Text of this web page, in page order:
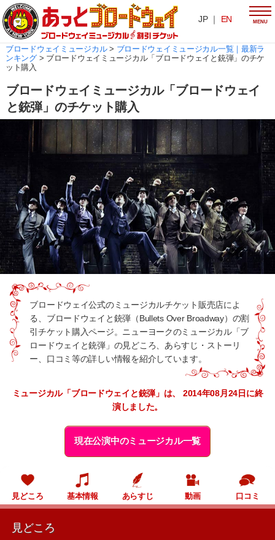
JP ｜ EN MENU
ブロードウェイミュージカル> ブロードウェイミュージカル一覧｜最新ラ
ンキング> ブロードウェイミュージカル「ブロードウェイと銃弾」のチケ
ット購入
ブロードウェイミュージカル「ブロードウェイ
と銃弾」のチケット購入
ブロードウェイ公式のミュージカルチケット販売店によ
る、ブロードウェイと銃弾（Bullets Over Broadway）の割
引チケット購入ページ。ニューヨークのミュージカル「ブ
ロードウェイと銃弾」の見どころ、あらすじ・ストーリ
ー、口コミ等の詳しい情報を紹介しています。
ミュージカル「ブロードウェイと銃弾」は、 2014年08月24日に終
演しました。
現在公演中のミュージカル一覧
見どころ 基本情報 あらすじ 動画 口コミ
見どころ